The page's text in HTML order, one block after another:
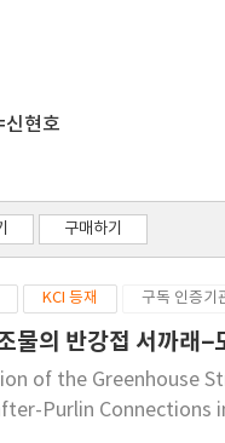
신현호
구매하기
KCI 등재 구독 인증기
물의 반강접 서까래
of the Greenhouse
Purlin Connections